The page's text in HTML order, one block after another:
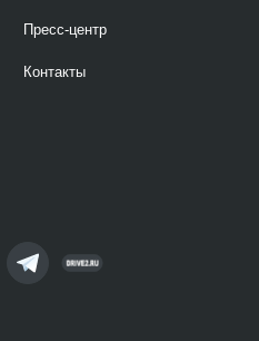
Пресс-центр
Контакты